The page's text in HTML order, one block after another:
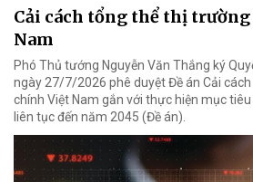
Cải cách tổng thể thị
Nam
Phó Thủ tướng Nguyễn Văn Thắng ký
ngày 27/7/2026 phê duyệt Đề án Cải
chính Việt Nam gắn với thực hiện mục
liên tục đến năm 2045 (Đề án).